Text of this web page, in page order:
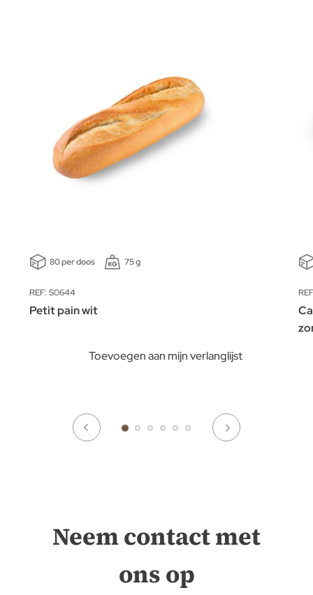
80 per doos 75 g
REF: S0644
Petit pain wit
Toevoegen aan mijn verlanglijst
Neem contact met
ons op